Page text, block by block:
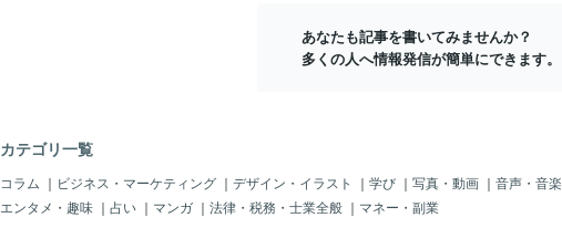
と言う傾向が他国に比べて強いのでしょ
う？また、男性は、なぜ平気で女性の体
形や容姿について、褒める前に、ズバリ
というのでしょう？私は、フォーリーラ
ブのバービーに似ていると良く男性に言
あなたも記事を書いてみませんか？
多くの人へ情報発信が簡単にできます。
カテゴリ一覧
コラム ｜ ビジネス・マーケティング ｜ デザイン・イラスト ｜ 学び ｜ 写真・動画 ｜ 音声・音楽
エンタメ・趣味 ｜ 占い ｜ マンガ ｜ 法律・税務・士業全般 ｜ マネー・副業